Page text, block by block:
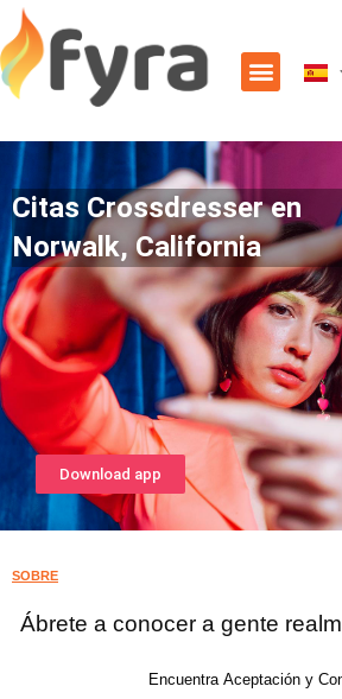
Citas Crossdresser en
Norwalk, California
Download app
SOBRE
Ábrete a conocer a gente
Encuentra Aceptación y